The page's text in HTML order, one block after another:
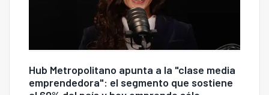
Hub Metropolitano apunta a la "clase media
emprendedora": el segmento que sostiene